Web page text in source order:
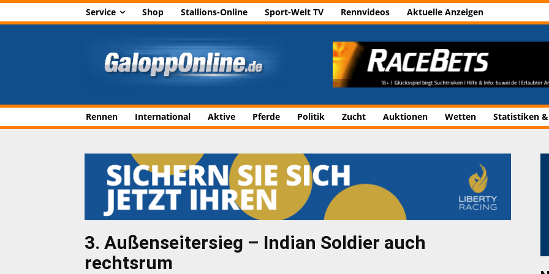
Service Shop Stallions-Online Sport-Welt TV Rennvideos Aktuelle Anzeigen
Rennen International Aktive Pferde Politik Zucht Auktionen Wetten Statistiken
3. Außenseitersieg – Indian Soldier auch
rechtsrum